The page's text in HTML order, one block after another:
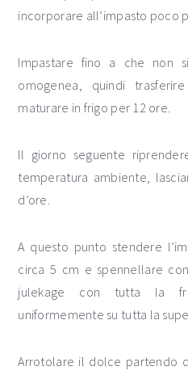
incorporare all’impasto poco
Impastare fino a che non
omogenea, quindi
maturare in frigo per 12 ore.
Il giorno seguente
temperatura ambiente,
d’ore.
A questo punto stendere
circa 5 cm e spennellare
julekage con tutta la
uniformemente su tutta la
Arrotolare il dolce partendo